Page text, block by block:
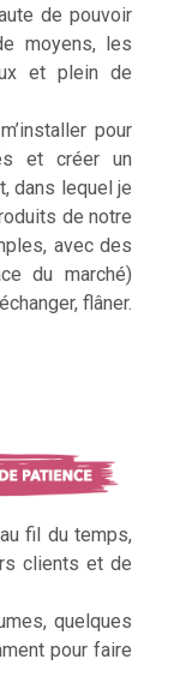
de pouvoir
moyens, les
et plein de
pour
et créer un
dans lequel je
de notre
avec des
du marché)
flâner.
fil du temps,
clients et de
quelques
pour faire